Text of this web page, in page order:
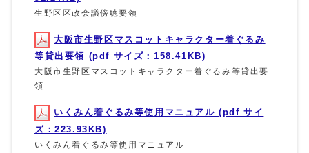
生野区区政会議傍聴要領
大阪市生野区マスコットキャラクター着ぐるみ
等貸出要領 (pdf サイズ：158.41KB)
大阪市生野区マスコットキャラクター着ぐるみ等貸出要
領
いくみん着ぐるみ等使用マニュアル (pdf サイ
ズ：223.93KB)
いくみん着ぐるみ等使用マニュアル